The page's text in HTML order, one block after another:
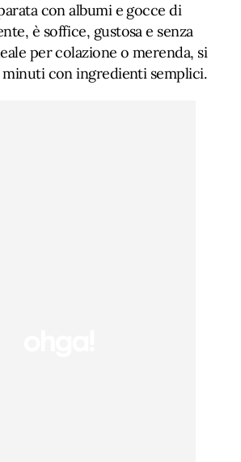
con albumi e gocce di
è soffice, gustosa e senza
per colazione o merenda, si
con ingredienti semplici.